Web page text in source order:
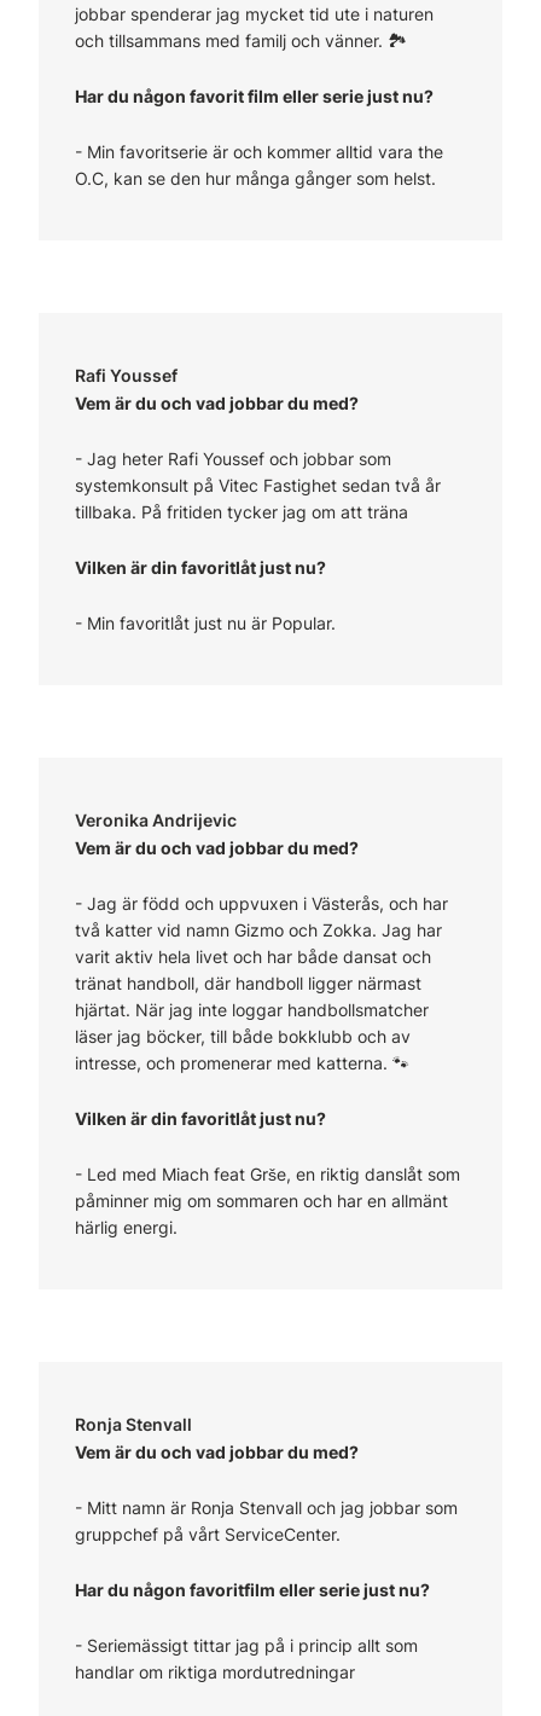
jobbar spenderar jag mycket tid ute i naturen
och tillsammans med familj och vänner. 🏞️
Har du någon favorit film eller serie just nu?
- Min favoritserie är och kommer alltid vara the
O.C, kan se den hur många gånger som helst.
Rafi Youssef
Vem är du och vad jobbar du med?
- Jag heter Rafi Youssef och jobbar som
systemkonsult på Vitec Fastighet sedan två år
tillbaka. På fritiden tycker jag om att träna
Vilken är din favoritlåt just nu?
- Min favoritlåt just nu är Popular.
Veronika Andrijevic
Vem är du och vad jobbar du med?
- Jag är född och uppvuxen i Västerås, och har
två katter vid namn Gizmo och Zokka. Jag har
varit aktiv hela livet och har både dansat och
tränat handboll, där handboll ligger närmast
hjärtat. När jag inte loggar handbollsmatcher
läser jag böcker, till både bokklubb och av
intresse, och promenerar med katterna. 🐾
Vilken är din favoritlåt just nu?
- Led med Miach feat Grše, en riktig danslåt som
påminner mig om sommaren och har en allmänt
härlig energi.
Ronja Stenvall
Vem är du och vad jobbar du med?
- Mitt namn är Ronja Stenvall och jag jobbar som
gruppchef på vårt ServiceCenter.
Har du någon favoritfilm eller serie just nu?
- Seriemässigt tittar jag på i princip allt som
handlar om riktiga mordutredningar